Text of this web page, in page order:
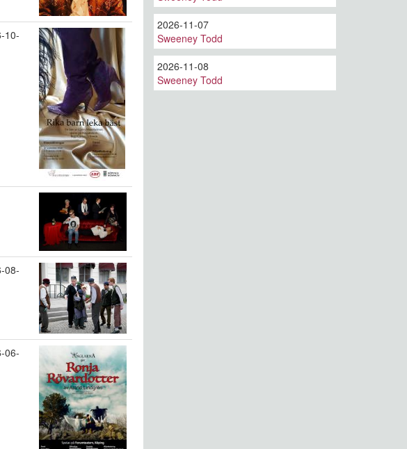
10-
08-
06-
2026-11-07
Sweeney Todd
2026-11-08
Sweeney Todd